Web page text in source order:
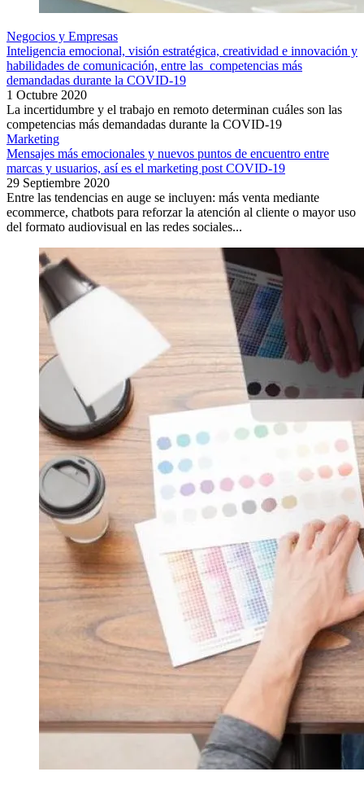
Negocios y Empresas
Inteligencia emocional, visión estratégica, creatividad e innovación y
habilidades de comunicación, entre las competencias más
demandadas durante la COVID-19
1 Octubre 2020
La incertidumbre y el trabajo en remoto determinan cuáles son las
competencias más demandadas durante la COVID-19
Marketing
Mensajes más emocionales y nuevos puntos de encuentro entre
marcas y usuarios, así es el marketing post COVID-19
29 Septiembre 2020
Entre las tendencias en auge se incluyen: más venta mediante
ecommerce, chatbots para reforzar la atención al cliente o mayor uso
del formato audiovisual en las redes sociales...